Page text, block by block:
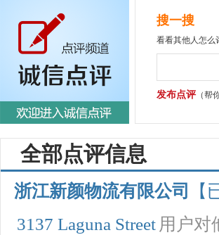
搜一搜
看看其他人怎么
发布点评（帮
全部点评信息
浙江新颜物流有限公司 【
3137 Laguna Street 用户对